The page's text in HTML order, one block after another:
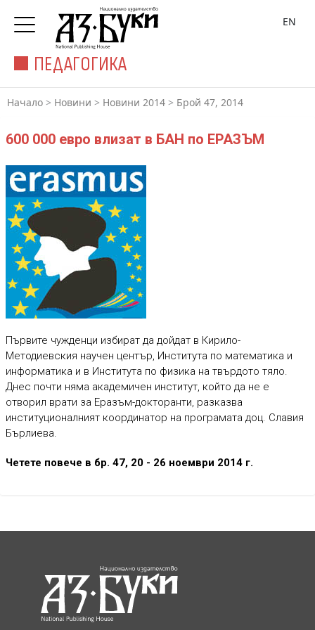
ПЕДАГОГИКА
EN
Начало > Новини > Новини 2014 > Брой 47, 2014
600 000 евро влизат в БАН по ЕРАЗЪМ
Първите чужденци избират да дойдат в Кирило-
Методиевския научен център, Института по математика и
информатика и в Института по физика на твърдото тяло.
Днес почти няма академичен институт, който да не е
отворил врати за Еразъм-докторанти, разказва
институционалният координатор на програмата доц. Славия
Бърлиева.
Четете повече в бр. 47, 20 - 26 ноември 2014 г.